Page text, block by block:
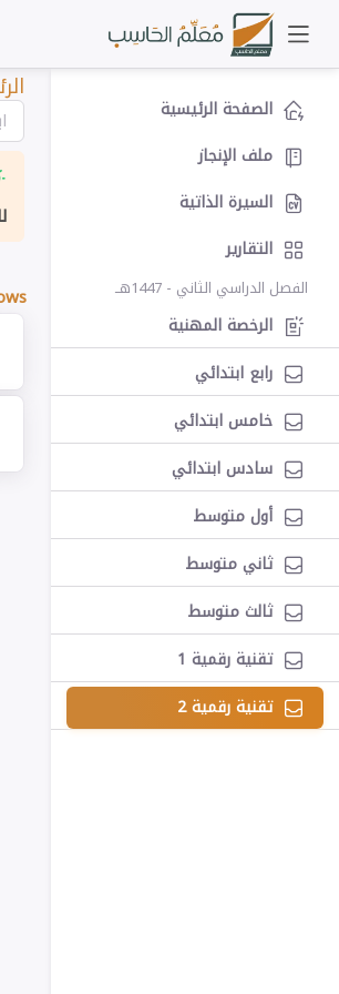
الصفحة الرئيسية
ملف الإنجاز
السيرة الذاتية
التقارير
الفصل الدراسي الثاني - 1447هــ
الرخصة المهنية
رابع ابتدائي
خامس ابتدائي
سادس ابتدائي
أول متوسط
ثاني متوسط
ثالث متوسط
تقنية رقمية 1
تقنية رقمية 2